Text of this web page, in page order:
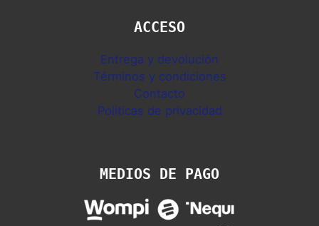
ACCESO
Entrega y devolución
Términos y condiciones
Contacto
Politicas de privacidad
MEDIOS DE PAGO